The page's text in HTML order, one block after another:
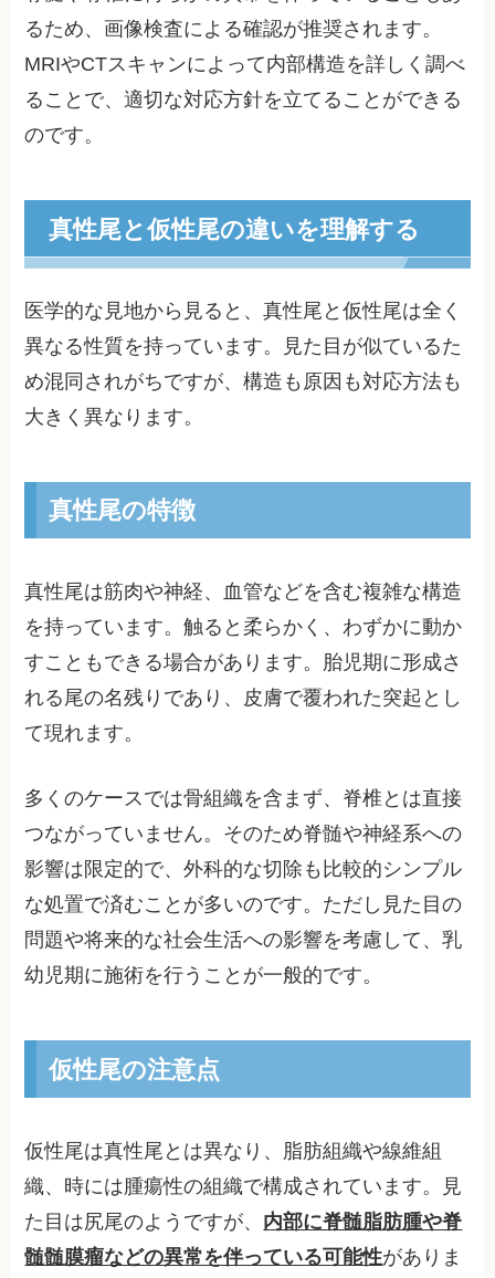
るため、画像検査による確認が推奨されます。
MRIやCTスキャンによって内部構造を詳しく調べ
ることで、適切な対応方針を立てることができる
のです。
真性尾と仮性尾の違いを理解する
医学的な見地から見ると、真性尾と仮性尾は全く
異なる性質を持っています。見た目が似ているた
め混同されがちですが、構造も原因も対応方法も
大きく異なります。
真性尾の特徴
真性尾は筋肉や神経、血管などを含む複雑な構造
を持っています。触ると柔らかく、わずかに動か
すこともできる場合があります。胎児期に形成さ
れる尾の名残りであり、皮膚で覆われた突起とし
て現れます。
多くのケースでは骨組織を含まず、脊椎とは直接
つながっていません。そのため脊髄や神経系への
影響は限定的で、外科的な切除も比較的シンプル
な処置で済むことが多いのです。ただし見た目の
問題や将来的な社会生活への影響を考慮して、乳
幼児期に施術を行うことが一般的です。
仮性尾の注意点
仮性尾は真性尾とは異なり、脂肪組織や線維組
織、時には腫瘍性の組織で構成されています。見
た目は尻尾のようですが、 内部に脊髄脂肪腫や脊
髄髄膜瘤などの異常を伴っている可能性がありま